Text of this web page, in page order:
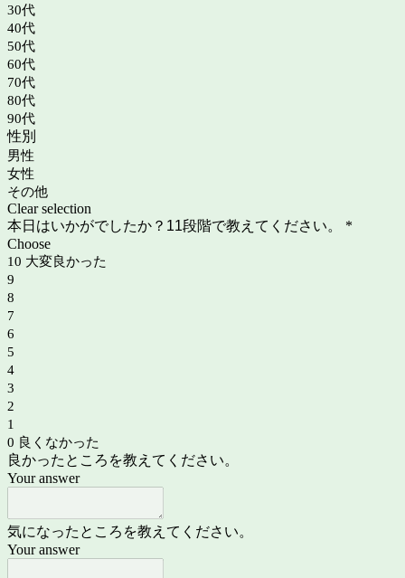
30代
40代
50代
60代
70代
80代
90代
性別
男性
女性
その他
Clear selection
本日はいかがでしたか？11段階で教えてください。
*
Choose
10 大変良かった
9
8
7
6
5
4
3
2
1
0 良くなかった
良かったところを教えてください。
Your answer
気になったところを教えてください。
Your answer